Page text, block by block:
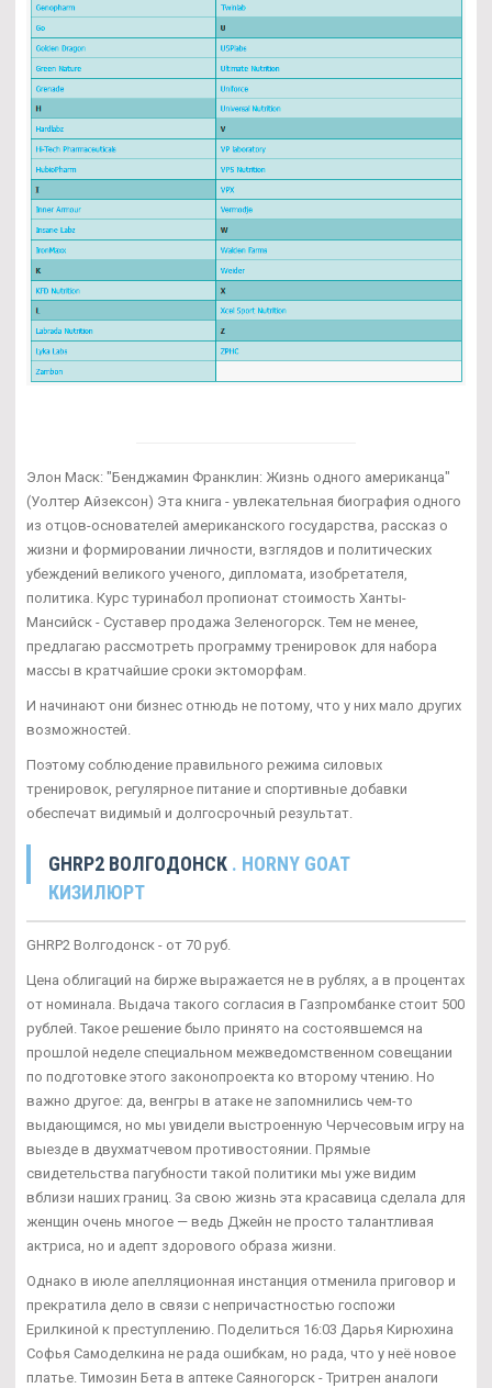
Элон Маск: "Бенджамин Франклин: Жизнь одного американца"
(Уолтер Айзексон) Эта книга - увлекательная биография одного
из отцов-основателей американского государства, рассказ о
жизни и формировании личности, взглядов и политических
убеждений великого ученого, дипломата, изобретателя,
политика. Курс туринабол пропионат стоимость Ханты-
Мансийск - Суставер продажа Зеленогорск. Тем не менее,
предлагаю рассмотреть программу тренировок для набора
массы в кратчайшие сроки эктоморфам.
И начинают они бизнес отнюдь не потому, что у них мало других
возможностей.
Поэтому соблюдение правильного режима силовых
тренировок, регулярное питание и спортивные добавки
обеспечат видимый и долгосрочный результат.
GHRP2 ВОЛГОДОНСК . HORNY GOAT
КИЗИЛЮРТ
GHRP2 Волгодонск - от 70 руб.
Цена облигаций на бирже выражается не в рублях, а в процентах
от номинала. Выдача такого согласия в Газпромбанке стоит 500
рублей. Такое решение было принято на состоявшемся на
прошлой неделе специальном межведомственном совещании
по подготовке этого законопроекта ко второму чтению. Но
важно другое: да, венгры в атаке не запомнились чем-то
выдающимся, но мы увидели выстроенную Черчесовым игру на
выезде в двухматчевом противостоянии. Прямые
свидетельства пагубности такой политики мы уже видим
вблизи наших границ. За свою жизнь эта красавица сделала для
женщин очень многое — ведь Джейн не просто талантливая
актриса, но и адепт здорового образа жизни.
Однако в июле апелляционная инстанция отменила приговор и
прекратила дело в связи с непричастностью госпожи
Ерилкиной к преступлению. Поделиться 16:03 Дарья Кирюхина
Софья Самоделкина не рада ошибкам, но рада, что у неё новое
платье. Tимозин Бета в аптеке Саяногорск - Тритрен аналоги